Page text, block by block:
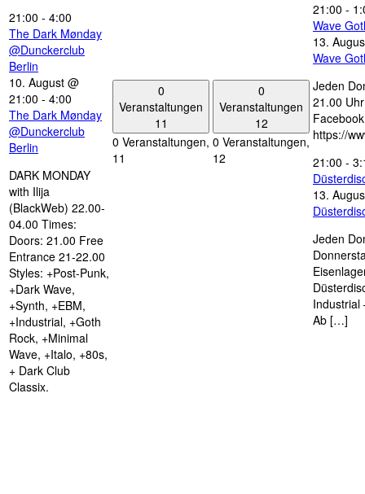
21:00 - 4:00
The Dark Mønday
@Dunckerclub
Berlin
10. August @
21:00 - 4:00
The Dark Mønday
@Dunckerclub
Berlin
DARK MONDAY
with Ilija
(BlackWeb) 22.00-
04.00 Times:
Doors: 21.00 Free
Entrance 21-22.00
Styles: +Post-Punk,
+Dark Wave,
+Synth, +EBM,
+Industrial, +Goth
Rock, +Minimal
Wave, +Italo, +80s,
+ Dark Club
Classix.
0
Veranstaltungen
11
0 Veranstaltungen,
11
0
Veranstaltungen
12
0 Veranstaltungen,
12
21:00 -
Wave
13.
Wave
Jeden
21.00
https://
21:00 -
13.
Jeden
Industrial
Ab […]